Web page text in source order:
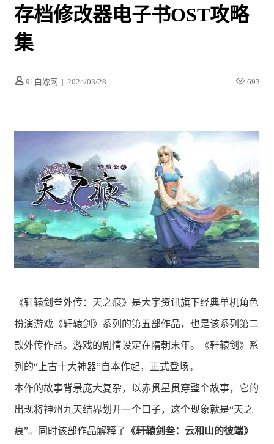
存档修改器电子书OST攻略
集
91白嫖网 | 2024/03/28 693
《轩辕剑叁外传：天之痕》是大宇资讯旗下经典单机角色
扮演游戏《轩辕剑》系列的第五部作品，也是该系列第二
款外传作品。游戏的剧情设定在隋朝末年。《轩辕剑》系
列的“上古十大神器”自本作起，正式登场。
本作的故事背景庞大复杂，以赤贯星贯穿整个故事，它的
出现将神州九天结界划开一个口子，这个现象就是“天之
痕”。同时该部作品解释了 《轩辕剑叁：云和山的彼端》